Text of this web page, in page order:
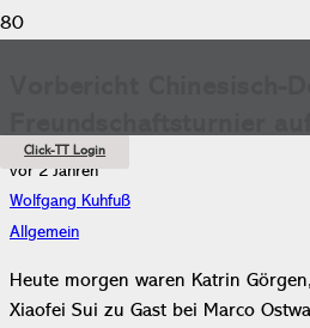
Click-TT Login
vor 2 Jahren
Wolfgang Kuhfuß
Allgemein
Heute morgen waren Katrin
Xiaofei Sui zu Gast bei Marco